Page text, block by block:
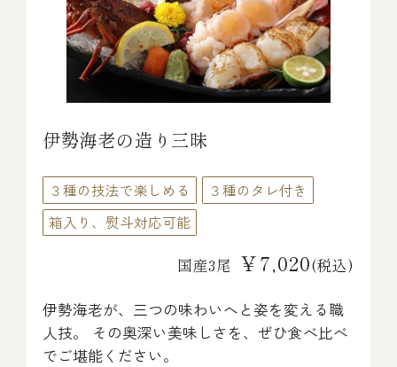
伊勢海老の造り三昧
３種の技法で楽しめる
３種のタレ付き
箱入り、熨斗対応可能
国産3尾 ￥7,020(税込)
伊勢海老が、三つの味わいへと姿を変える職
人技。 その奥深い美味しさを、ぜひ食べ比べ
でご堪能ください。